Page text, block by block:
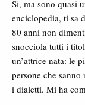
Sì, ma sono quasi
enciclopedia, ti sa
80 anni non
snocciola tutti i
un’attrice nata: le
persone che
i dialetti. Mi ha